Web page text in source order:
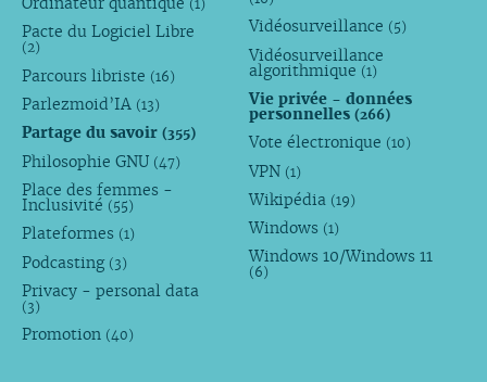
(1)
Pacte du Logiciel Libre
(2)
Parcours libriste (16)
Parlezmoid’IA (13)
Partage du savoir (355)
Philosophie GNU (47)
Place des femmes -
Inclusivité (55)
Plateformes (1)
Podcasting (3)
Privacy - personal data
(3)
Promotion (40)
Vidéosurveillance (5)
Vidéosurveillance
algorithmique (1)
Vie privée - données
personnelles(266)
Vote électronique (10)
VPN (1)
Wikipédia (19)
Windows (1)
Windows 10/Windows 11
(6)